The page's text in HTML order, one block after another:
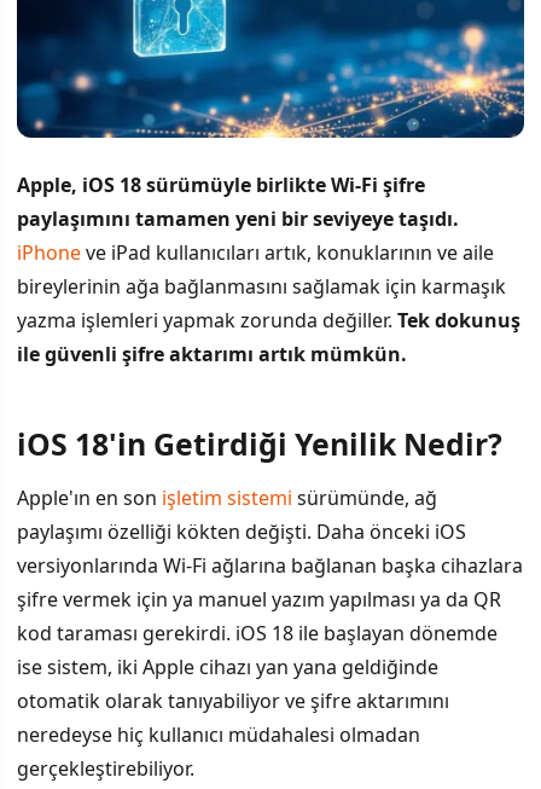
Apple, iOS 18 sürümüyle birlikte Wi-Fi şifre
paylaşımını tamamen yeni bir seviyeye taşıdı.
iPhoneve iPad kullanıcıları artık, konuklarının ve aile
bireylerinin ağa bağlanmasını sağlamak için karmaşık
yazma işlemleri yapmak zorunda değiller. Tek dokunuş
ile güvenli şifre aktarımı artık mümkün.
İÇINDEKILER
iOS 18'in Getirdiği Yenilik Nedir?
Güvenlik ve Kullanıcı Kontrolü
Pratik Kullanım Senaryoları
iPhone ve iPad Arasında Fark Var mı?
iOS 18'in Getirdiği Yenilik Nedir?
Apple'ın en son işletim sistemi sürümünde, ağ
paylaşımı özelliği kökten değişti. Daha önceki iOS
versiyonlarında Wi-Fi ağlarına bağlanan başka cihazlara
şifre vermek için ya manuel yazım yapılması ya da QR
kod taraması gerekirdi. iOS 18 ile başlayan dönemde
ise sistem, iki Apple cihazı yan yana geldiğinde
otomatik olarak tanıyabiliyor ve şifre aktarımını
neredeyse hiç kullanıcı müdahalesi olmadan
gerçekleştirebiliyor.